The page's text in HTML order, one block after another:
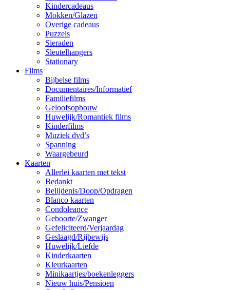
Kindercadeaus
Mokken/Glazen
Overige cadeaus
Puzzels
Sieraden
Sleutelhangers
Stationary
Films
Bijbelse films
Documentaires/Informatief
Familiefilms
Geloofsopbouw
Huwelijk/Romantiek films
Kinderfilms
Muziek dvd’s
Spanning
Waargebeurd
Kaarten
Allerlei kaarten met tekst
Bedankt
Belijdenis/Doop/Opdragen
Blanco kaarten
Condoleance
Geboorte/Zwanger
Gefeliciteerd/Verjaardag
Geslaagd/Rijbewijs
Huwelijk/Liefde
Kinderkaarten
Kleurkaarten
Minikaartjes/boekenleggers
Nieuw huis/Pensioen